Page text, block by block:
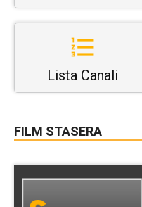
Lista Canali
FILM STASERA